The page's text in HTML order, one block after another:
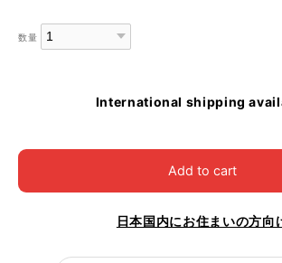
数量
International shipping
Add to cart
日本国内にお住まいの方向